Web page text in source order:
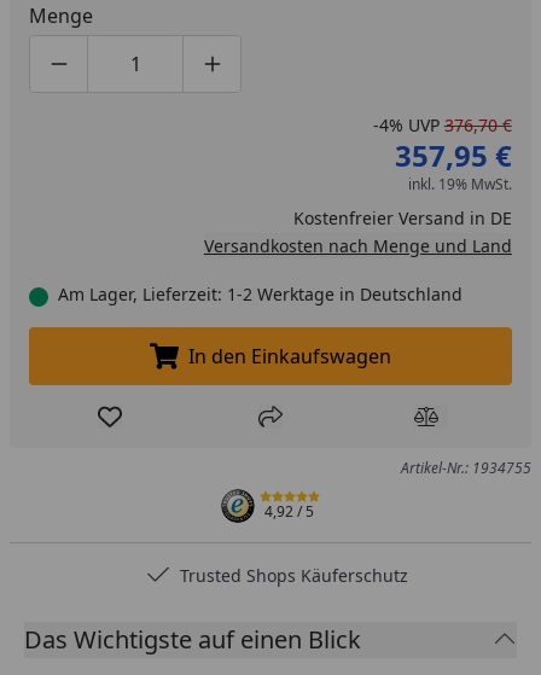
Menge
Produktmenge um eins verringern
Produktmenge manuell eingeben
Produktmenge um eins erhöhen
-4% UVP 376,70 €
357,95 €
inkl. 19% MwSt.
Kostenfreier Versand in DE
Versandkosten nach Menge und Land
Am Lager, Lieferzeit: 1-2 Werktage in Deutschland
In den Einkaufswagen legen
In den Einkaufswagen
Produkt zur Wunschliste hinzufügen
Teilen Produkt
Artikel-Nr.: 1934755
4,92/ 5
Trusted Shops Käuferschutz
Das Wichtigste auf einen Blick